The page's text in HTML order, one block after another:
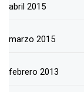
abril 2015
marzo 2015
febrero 2013